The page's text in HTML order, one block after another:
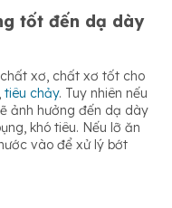
tốt đến dạ dày
xơ, chất xơ tốt cho
tiêu chảy. Tuy nhiên nếu
ảnh hưởng đến dạ dày
khó tiêu. Nếu lỡ ăn
vào để xử lý bớt